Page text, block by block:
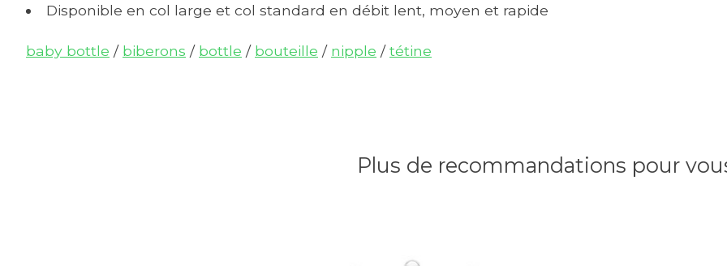
Disponible en col large et col standard en débit lent, moyen et rapide
baby bottle / biberons / bottle / bouteille / nipple /tétine
Plus de recommandations pour